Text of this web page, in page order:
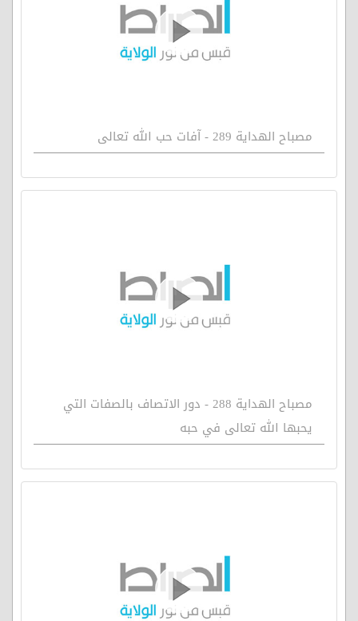
مصباح الهداية 289 - آفات حب الله تعالى
مصباح الهداية 288 - دور الاتصاف بالصفات التي
يحبها الله تعالى في حبه